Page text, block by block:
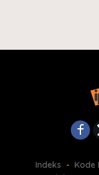
Indeks Kode